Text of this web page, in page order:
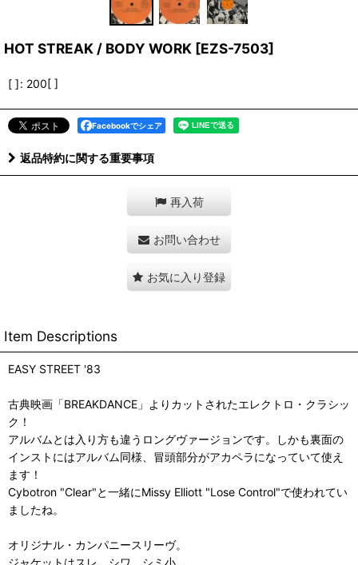
HOT STREAK / BODY WORK [EZS-7503]
[ ]: 200[ ]
Facebookでシェア
返品特約に関する重要事項
再入荷
お問い合わせ
お気に入り登録
Item Descriptions
EASY STREET '83
古典映画「BREAKDANCE」よりカットされたエレクトロ・クラシッ
ク！
アルバムとは入り方も違うロングヴァージョンです。しかも裏面の
インストにはアルバム同様、冒頭部分がアカペラになっていて使え
ます！
Cybotron "Clear"と一緒にMissy Elliott "Lose Control"で使われてい
ましたね。
オリジナル・カンパニースリーヴ。
ジャケットはスレ、シワ、シミ小。